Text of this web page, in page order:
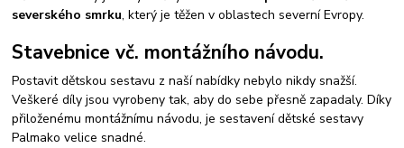
severského smrku, který je těžen v oblastech severní Evropy.
Stavebnice vč. montážního návodu.
Postavit dětskou sestavu z naší nabídky nebylo nikdy snažší.
Veškeré díly jsou vyrobeny tak, aby do sebe přesně zapadaly. Díky
přiloženému montážnímu návodu, je sestavení dětské sestavy
Palmako velice snadné.